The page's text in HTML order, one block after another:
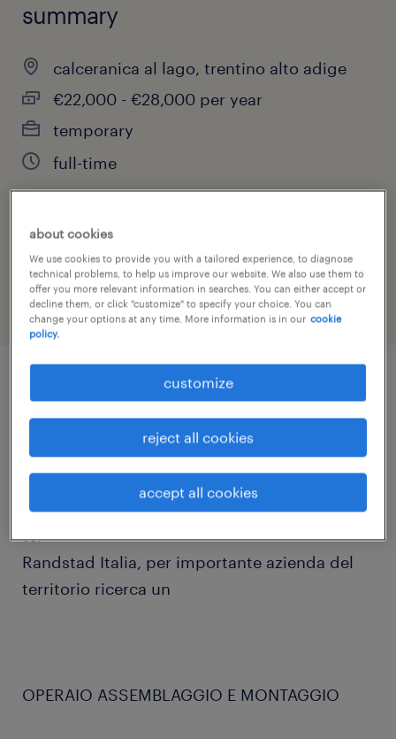
summary
calceranica al lago, trentino alto adige
€22,000 - €28,000 per year
temporary
full-time
job category
other
job details
Ti piacerebbe lavorare nel settore meccanico?
Sei disponibile al lavoro su turni?
Allora continua a leggere, stiamo cercando
te!
Randstad Italia, per importante azienda del
territorio ricerca un
OPERAIO ASSEMBLAGGIO E MONTAGGIO
about cookies
We use cookies to provide you with a tailored experience, to diagnose
technical problems, to help us improve our website. We also use them to
offer you more relevant information in searches. You can either accept or
decline them, or click "customize" to specify your choice. You can
change your options at any time. More information is in our cookie
policy.
customize
reject all cookies
accept all cookies